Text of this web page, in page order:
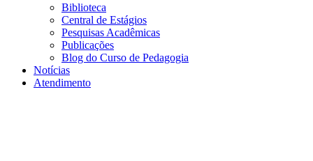
Biblioteca
Central de Estágios
Pesquisas Acadêmicas
Publicações
Blog do Curso de Pedagogia
Notícias
Atendimento